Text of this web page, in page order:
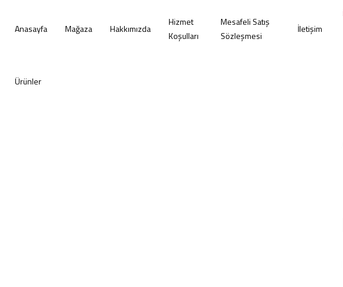
Anasayfa Mağaza Hakkımızda
Hizmet
Koşulları
Mesafeli Satış
Sözleşmesi
İletişim
Ürünler